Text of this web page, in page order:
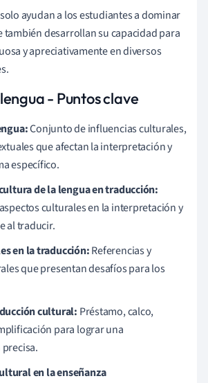
ayudan a los estudiantes a dominar
también desarrollan su capacidad para
y apreciativamente en diversos
- Puntos clave
Conjunto de influencias culturales,
que afectan la interpretación y
específico.
de la lengua en traducción:
culturales en la interpretación y
al traducir.
en la traducción:Referencias y
que presentan desafíos para los
cultural: Préstamo, calco,
para lograr una
en la enseñanza